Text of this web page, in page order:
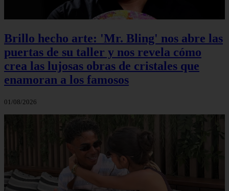
Brillo hecho arte: 'Mr. Bling' nos abre las
puertas de su taller y nos revela cómo
crea las lujosas obras de cristales que
enamoran a los famosos
01/08/2026